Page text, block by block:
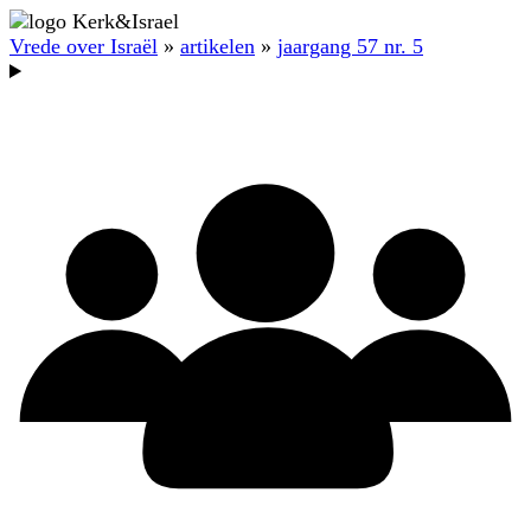
Vrede over Israël » artikelen » jaargang 57 nr. 5